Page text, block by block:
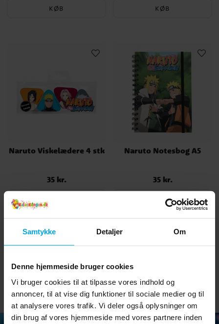
Samtykke Detaljer Om
Denne hjemmeside bruger cookies
Vi bruger cookies til at tilpasse vores indhold og
annoncer, til at vise dig funktioner til sociale medier og til
at analysere vores trafik. Vi deler også oplysninger om
din brug af vores hjemmeside med vores partnere inden
KØB KØB
Naruto Viskelædere 4 stk
Pris: 35 kr.
35 kr.
Naruto Notesbog A5
Pris: 35 kr.
35 kr.
KØB
Du har set 6 ud af 6 produkter